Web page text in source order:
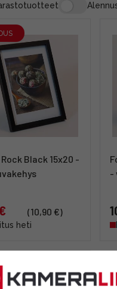
Black 15x20 -
(10,90 €)
heti
-